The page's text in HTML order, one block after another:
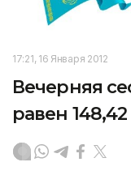
17:21, 16 Января 2012
Вечерняя
равен